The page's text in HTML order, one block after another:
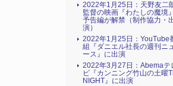
2022年1月25日：天野友二
監督の映画『わたしの魔境』
予告編が解禁（制作協力・
演）
2022年1月25日：YouTube
組『ダニエル社長の週刊ニ
ース』に出演
2022年3月27日：Abemaテ
ビ『カンニング竹山の土曜
NIGHT』に出演